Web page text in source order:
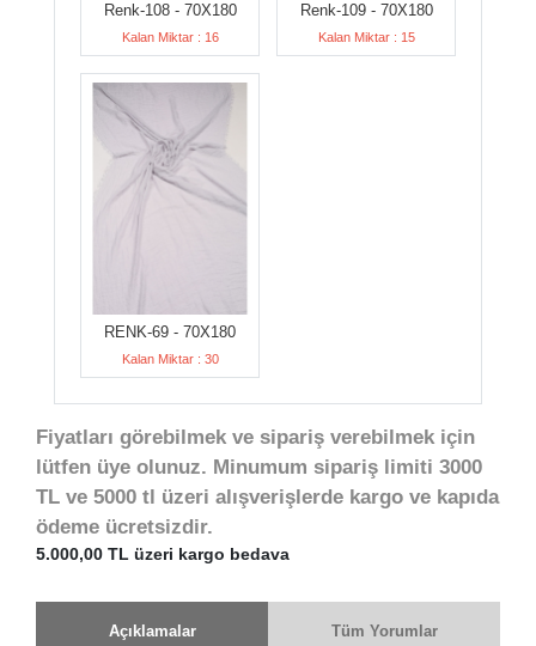
Renk-108 - 70X180
Kalan Miktar : 16
Renk-109 - 70X180
Kalan Miktar : 15
RENK-69 - 70X180
Kalan Miktar : 30
Fiyatları görebilmek ve sipariş verebilmek için
lütfen üye olunuz. Minumum sipariş limiti 3000
TL ve 5000 tl üzeri alışverişlerde kargo ve kapıda
ödeme ücretsizdir.
5.000,00 TL üzeri kargo bedava
Açıklamalar Tüm Yorumlar